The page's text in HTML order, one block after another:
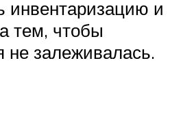
инвентаризацию и
тем, чтобы
не залеживалась.